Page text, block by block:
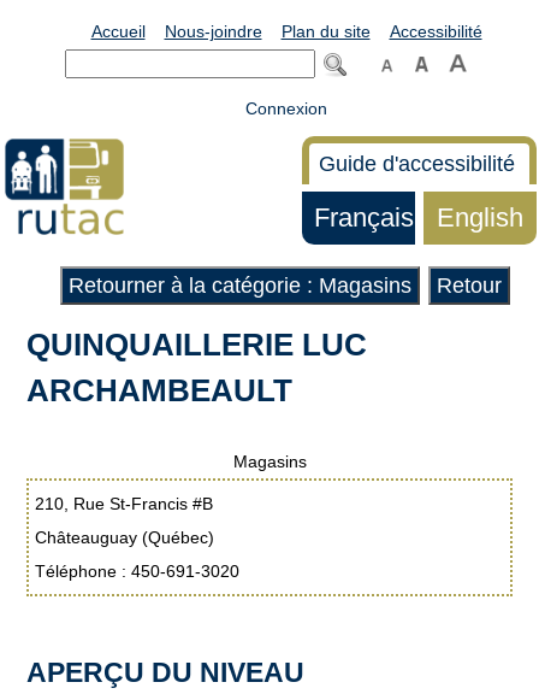
Accueil Nous-joindre Plan du site Accessibilité
Connexion
Guide d'accessibilité
Français English
Retourner à la catégorie : Magasins Retour
QUINQUAILLERIE LUC
ARCHAMBEAULT
Magasins
210, Rue St-Francis #B
Châteauguay (Québec)
Téléphone : 450-691-3020
APERÇU DU NIVEAU